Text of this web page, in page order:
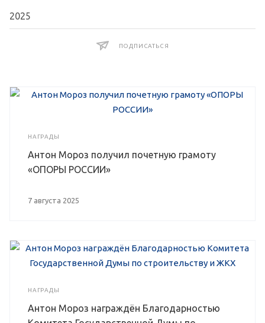
ПОДПИСАТЬСЯ
НАГРАДЫ
Антон Мороз получил почетную грамоту
«ОПОРЫ РОССИИ»
7 августа 2025
НАГРАДЫ
Антон Мороз награждён Благодарностью